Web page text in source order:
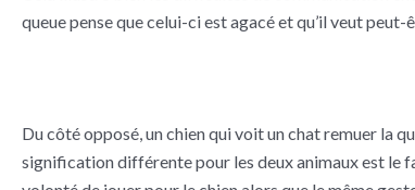
queue pense que celui-ci est agacé et qu’il veut peut-
Du côté opposé, un chien qui voit un chat remuer la
signification différente pour les deux animaux est le